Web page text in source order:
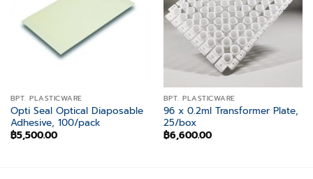
BPT. PLASTICWARE
Opti Seal Optical Diaposable
Adhesive, 100/pack
฿5,500.00
BPT. PLASTICWARE
96 x 0.2ml Transformer Plate,
25/box
฿6,600.00